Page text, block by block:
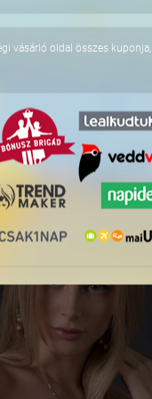
vásárló oldal összes